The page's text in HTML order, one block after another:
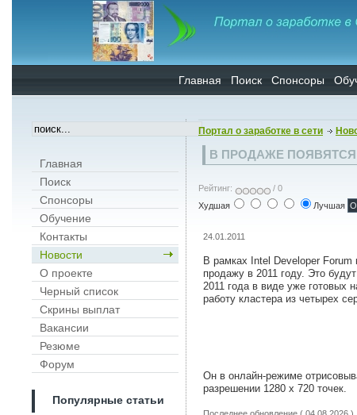
Главная Поиск Спонсоры
Главная
Поиск
Спонсоры
Обучение
Контакты
Новости
О проекте
Черный список
Скрины выплат
Вакансии
Резюме
Форум
Популярные статьи
Портал о заработке в сети
В ПРОДАЖЕ
Рейтинг:
/ 0
Худшая
Лучшая
24.01.2011
В рамках Intel Developer Forum
продажу в 2011 году. Это
2011 года в виде уже готовых
работу кластера из четырех
Он в онлайн-режиме
разрешении 1280 х 720 точек.
Последнее обновление ( 04.08.2026 )